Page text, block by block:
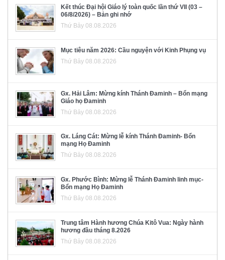
Kết thúc Đại hội Giáo lý toàn quốc lần thứ VII (03 –
06/8/2026) – Bản ghi nhớ
Thứ Bảy 08.08.2026
Mục tiêu năm 2026: Cầu nguyện với Kinh Phụng vụ
Thứ Bảy 08.08.2026
Gx. Hải Lâm: Mừng kính Thánh Đaminh – Bổn mạng
Giáo họ Đaminh
Thứ Bảy 08.08.2026
Gx. Láng Cát: Mừng lễ kính Thánh Đaminh- Bổn
mạng Họ Đaminh
Thứ Bảy 08.08.2026
Gx. Phước Bình: Mừng lễ Thánh Đaminh linh mục-
Bổn mạng Họ Đaminh
Thứ Bảy 08.08.2026
Trung tâm Hành hương Chúa Kitô Vua: Ngày hành
hương đầu tháng 8.2026
Thứ Bảy 08.08.2026